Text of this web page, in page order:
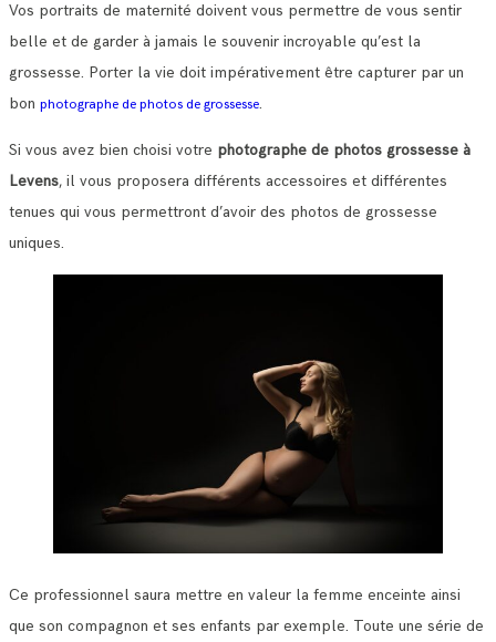
Vos portraits de maternité doivent vous permettre de vous sentir
belle et de garder à jamais le souvenir incroyable qu’est la
grossesse. Porter la vie doit impérativement être capturer par un
bon photographe de photos de grossesse.
Si vous avez bien choisi votre photographe de photos grossesse à
Levens, il vous proposera différents accessoires et différentes
tenues qui vous permettront d’avoir des photos de grossesse
uniques.
Ce professionnel saura mettre en valeur la femme enceinte ainsi
que son compagnon et ses enfants par exemple. Toute une série de